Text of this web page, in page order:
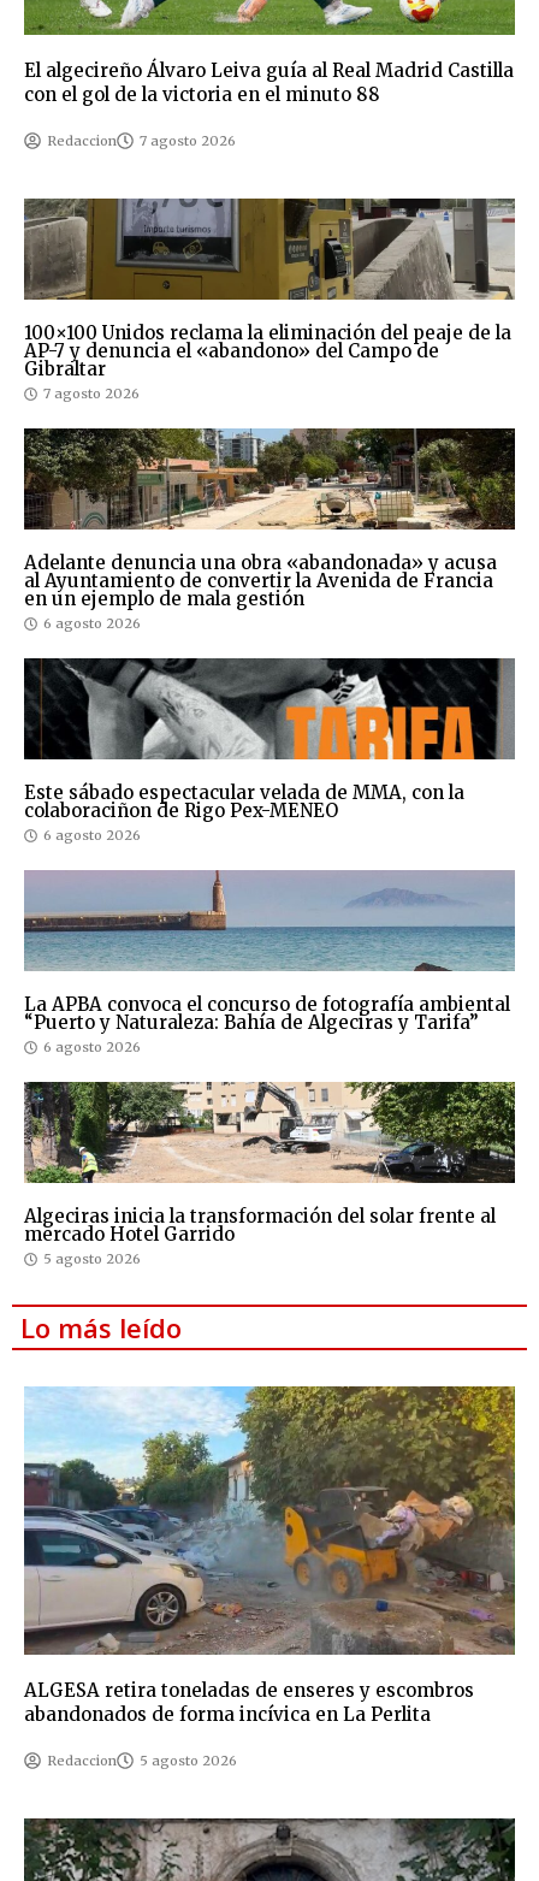
El algecireño Álvaro Leiva guía al Real Madrid Castilla
con el gol de la victoria en el minuto 88
Redaccion 7 agosto 2026
100×100 Unidos reclama la eliminación del peaje de la
AP-7 y denuncia el «abandono» del Campo de
Gibraltar
7 agosto 2026
Adelante denuncia una obra «abandonada» y acusa
al Ayuntamiento de convertir la Avenida de Francia
en un ejemplo de mala gestión
6 agosto 2026
Este sábado espectacular velada de MMA, con la
colaboraciñon de Rigo Pex-MENEO
6 agosto 2026
La APBA convoca el concurso de fotografía ambiental
“Puerto y Naturaleza: Bahía de Algeciras y Tarifa”
6 agosto 2026
Algeciras inicia la transformación del solar frente al
mercado Hotel Garrido
5 agosto 2026
Lo más leído
ALGESA retira toneladas de enseres y escombros
abandonados de forma incívica en La Perlita
Redaccion 5 agosto 2026